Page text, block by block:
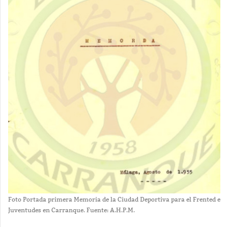
Foto Portada primera Memoria de la Ciudad Deportiva para el Frented e
Juventudes en Carranque. Fuente: A.H.P.M.